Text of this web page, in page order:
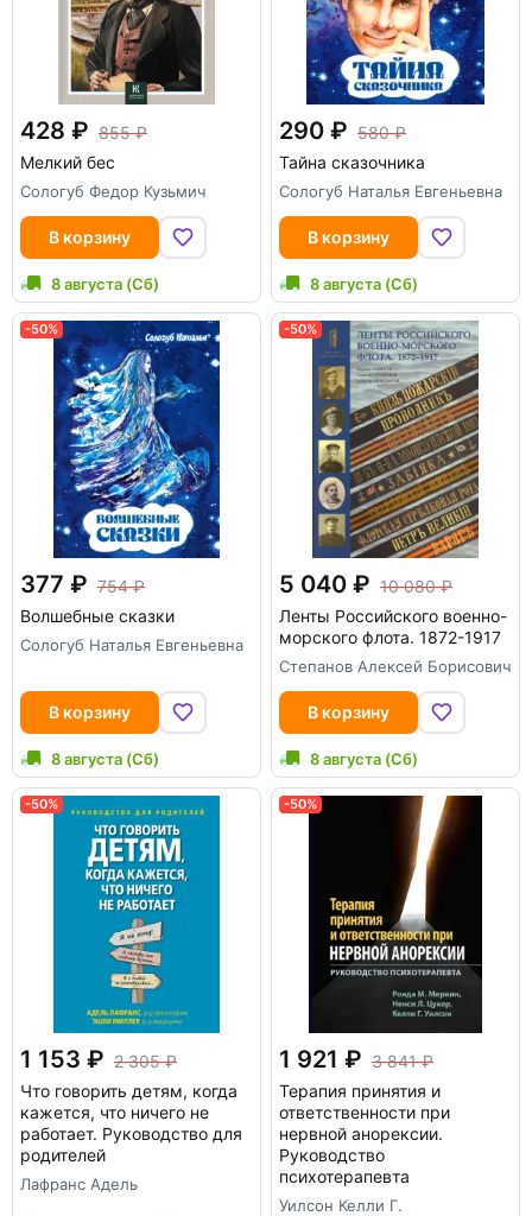
428
855
Мелкий бес
Сологуб Федор Кузьмич
В корзину
8 августа (Сб)
290
580
Тайна сказочника
Сологуб Наталья Евгеньевна
В корзину
8 августа (Сб)
-50%
377
754
Волшебные сказки
Сологуб Наталья Евгеньевна
В корзину
8 августа (Сб)
-50%
5 040
10 080
Ленты Российского военно-
морского флота. 1872-1917
Степанов Алексей Борисович
В корзину
8 августа (Сб)
-50%
1 153
2 305
Что говорить детям, когда
кажется, что ничего не
работает. Руководство для
родителей
Лафранс Адель
-50%
1 921
3 841
Терапия принятия и
ответственности при
нервной анорексии.
Руководство
психотерапевта
Уилсон Келли Г.